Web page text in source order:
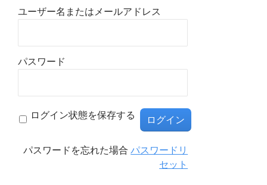
ユーザー名またはメールアドレス
パスワード
ログイン状態を保存する
パスワードを忘れた場合パスワードリ
セット